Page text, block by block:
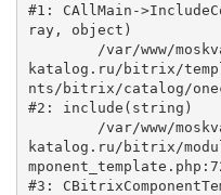
#1: CAllMain-
ray, object)
katalog.ru/bitrix/
nts/bitrix/catalog/
#2: include(string)
katalog.ru/bitrix/
#3: